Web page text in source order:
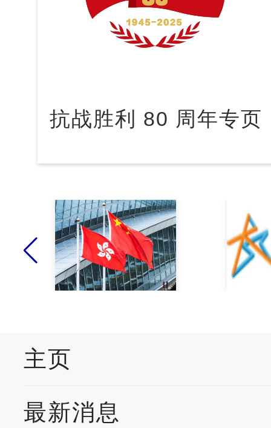
抗战胜利 80 周年专页
主页
最新消息